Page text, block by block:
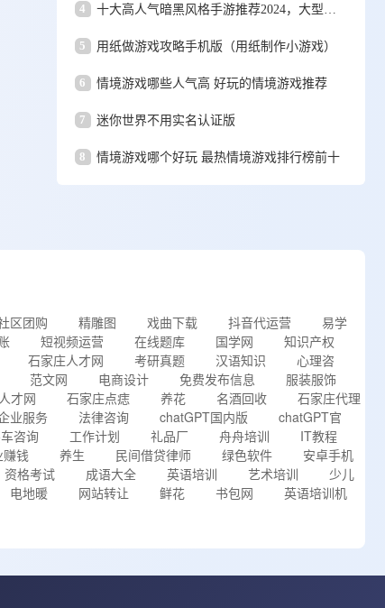
4 十大高人气暗黑风格手游推荐2024，大型暗黑风格手游排行榜
5 用纸做游戏攻略手机版（用纸制作小游戏）
6 情境游戏哪些人气高 好玩的情境游戏推荐
7 迷你世界不用实名认证版
8 情境游戏哪个好玩 最热情境游戏排行榜前十
区团购 精雕图 戏曲下载 抖音代运营
易学
短视频运营 在线题库 国学网
知识产权
石家庄人才网 考研真题 汉语知识
心理咨
范文网 电商设计 免费发布信息
服装服饰
才网 石家庄点痣 养花 名酒回收
石家庄代理
业服务 法律咨询 chatGPT国内版
chatGPT官
咨询 工作计划 礼品厂 舟舟培训
IT教程
钱 养生 民间借贷律师 绿色软件
安卓手机
资格考试 成语大全 英语培训 艺术培训
少儿
电地暖 网站转让 鲜花 书包网
英语培训机